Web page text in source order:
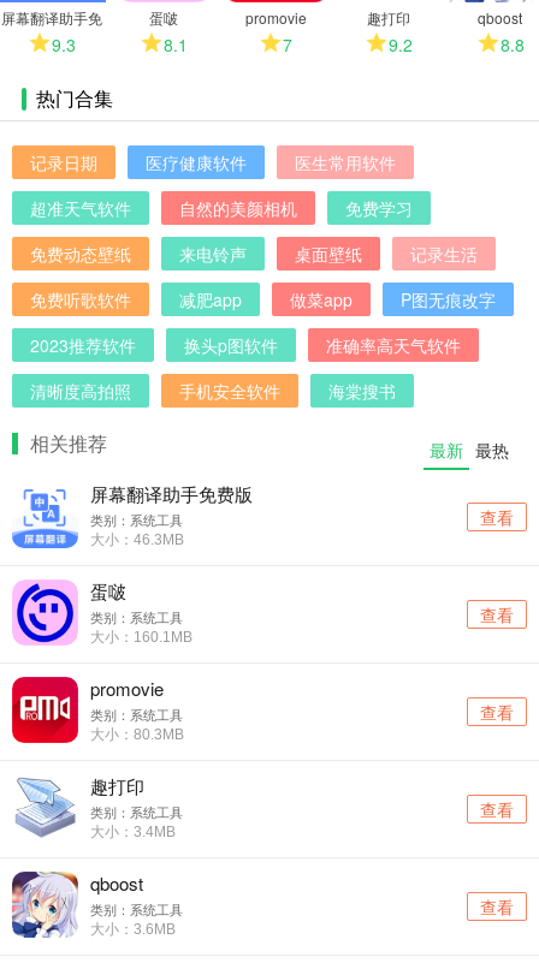
多
屏幕翻译助手免
费版9.3
蛋啵
8.1
promovie
7
趣打印
9.2
qboost
8.8
热门合集
记录日期 医疗健康软件
医生常用软件
超准天气软件
自然的美颜相机
免费学习
免费动态壁纸
来电铃声 桌面壁纸
记录生活
免费听歌软件
减肥app 做菜app
P图无痕改字
2023推荐软件
换头p图软件
准确率高天气软件
清晰度高拍照
手机安全软件 海棠搜书
相关推荐 最新 最热
屏幕翻译助手免费版
类别：系统工具
大小：46.3MB
查看
蛋啵
类别：系统工具
大小：160.1MB
查看
promovie
类别：系统工具
大小：80.3MB
查看
趣打印
类别：系统工具
大小：3.4MB
查看
qboost
类别：系统工具
大小：3.6MB
查看